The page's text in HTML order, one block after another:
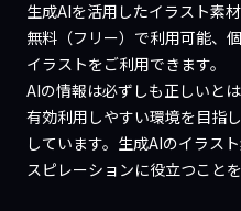
生成AIを活用したイラスト素
無料（フリー）で利用可能、
イラストをご利用できます。
AIの情報は必ずしも正しいと
有効利用しやすい環境を目指
しています。生成AIのイラス
スピレーションに役立つこと